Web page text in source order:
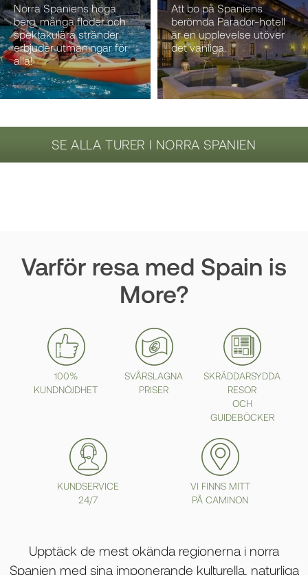
Norra Spaniens höga
berg, många floder och
spektakulära stränder
erbjuder utmaningar för
alla!
Att bo på Spaniens
berömda Parador-hotell
är en upplevelse utöver
det vanliga.
SE ALLA TURER I NORRA SPANIEN
Varför resa med Spain is
More?
100%
KUNDNÖJDHET
SVÅRSLAGNA
PRISER
SKRÄDDARSYDDA
RESOR
OCH
GUIDEBÖCKER
KUNDSERVICE
24/7
VI FINNS MITT
PÅ CAMINON
Upptäck de mest okända regionerna i norra
Spanien med sina imponerande kulturella, naturliga